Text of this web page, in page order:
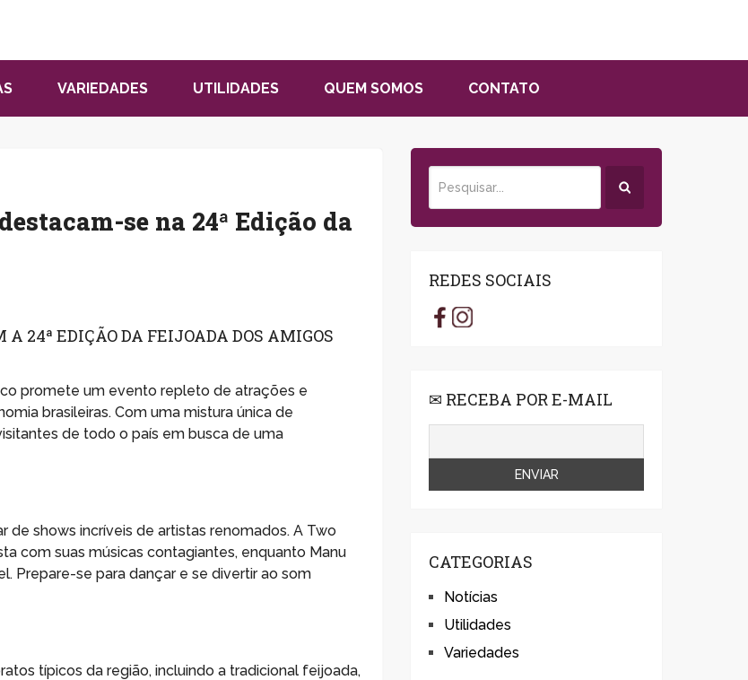
VARIEDADES UTILIDADES QUEM SOMOS CONTATO
se na 24ª Edição da
24ª EDIÇÃO DA FEIJOADA DOS AMIGOS
promete um evento repleto de atrações e
brasileiras. Com uma mistura única de
de todo o país em busca de uma
shows incríveis de artistas renomados. A Two
com suas músicas contagiantes, enquanto Manu
Prepare-se para dançar e se divertir ao som
típicos da região, incluindo a tradicional feijoada,
REDES SOCIAIS
✉ RECEBA POR E-MAIL
CATEGORIAS
Notícias
Utilidades
Variedades